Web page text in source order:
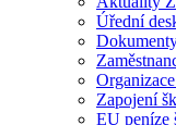
Úřední
Zapojení
EU peníze